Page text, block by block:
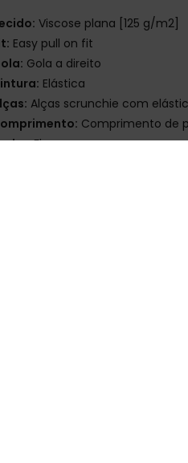
Viscose plana [125 g/m2]
Easy pull on fit
Gola a direito
Elástica
Alças scrunchie com
Comprimento de
Fixo